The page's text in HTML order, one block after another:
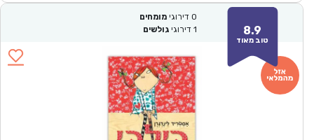
8.9
טוב מאוד
0 דירוגי מומחים
1 דירוגי גולשים